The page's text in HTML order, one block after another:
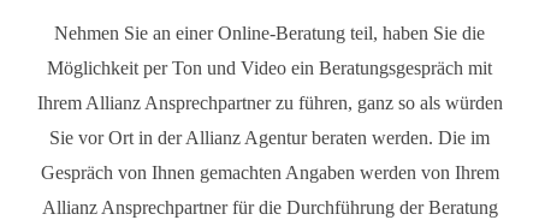
Nehmen Sie an einer Online-Beratung teil, haben Sie die
Möglichkeit per Ton und Video ein Beratungsgespräch mit
Ihrem Allianz Ansprechpartner zu führen, ganz so als würden
Sie vor Ort in der Allianz Agentur beraten werden. Die im
Gespräch von Ihnen gemachten Angaben werden von Ihrem
Allianz Ansprechpartner für die Durchführung der Beratung